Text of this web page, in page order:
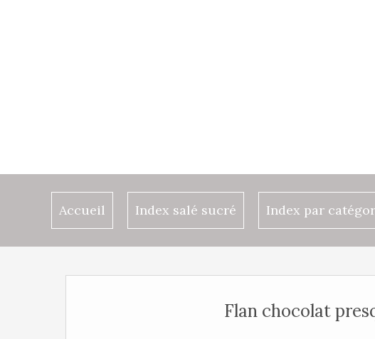
Accueil Index salé sucré Index par
Flan chocolat